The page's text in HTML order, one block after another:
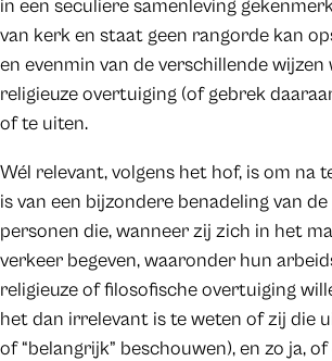
in een seculiere samenleving
van kerk en staat geen rangorde kan
en evenmin van de verschillende
religieuze overtuiging (of gebrek
of te uiten.
Wél relevant, volgens het hof, is om na
is van een bijzondere benadeling van
personen die, wanneer zij zich in het
verkeer begeven, waaronder hun
religieuze of filosofische overtuiging
het dan irrelevant is te weten of zij die
of “belangrijk” beschouwen), en zo ja, of